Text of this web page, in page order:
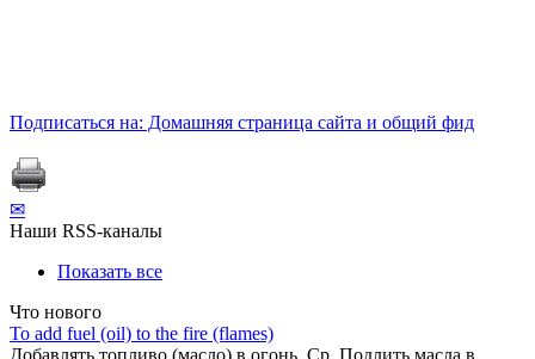
Подписаться на: Домашняя страница сайта и общий фид
✉
Наши RSS-каналы
Показать все
Что нового
То add fuel (oil) to the fire (flames)
Добавлять топливо (масло) в огонь. Ср. Подлить масла в